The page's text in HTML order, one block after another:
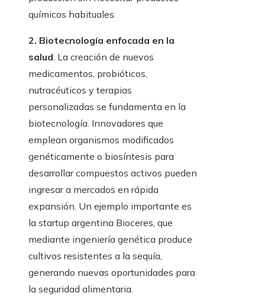
químicos habituales.
2. Biotecnología enfocada en la
salud. La creación de nuevos
medicamentos, probióticos,
nutracéuticos y terapias
personalizadas se fundamenta en la
biotecnología. Innovadores que
emplean organismos modificados
genéticamente o biosíntesis para
desarrollar compuestos activos pueden
ingresar a mercados en rápida
expansión. Un ejemplo importante es
la startup argentina Bioceres, que
mediante ingeniería genética produce
cultivos resistentes a la sequía,
generando nuevas oportunidades para
la seguridad alimentaria.